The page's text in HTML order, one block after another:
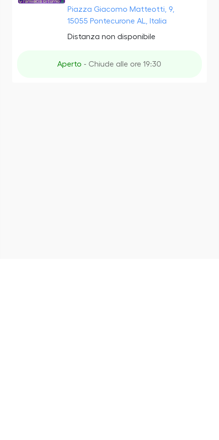
Piazza Giacomo Matteotti, 9,
15055 Pontecurone AL, Italia
Distanza non disponibile
Aperto - Chiude alle ore 19:30